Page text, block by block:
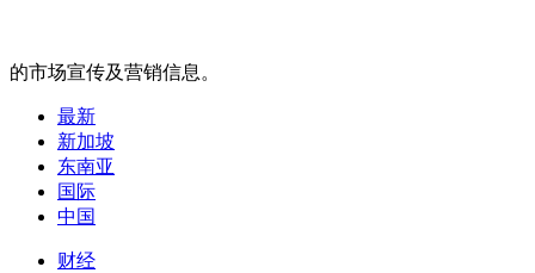
的市场宣传及营销信息。
最新
新加坡
东南亚
国际
中国
财经